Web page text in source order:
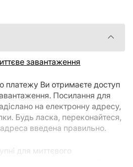
завантаження
платежу Ви отримаєте доступ
Посилання для
на електронну адресу,
Будь ласка, переконайтеся,
введена правильно.
для миттєвого